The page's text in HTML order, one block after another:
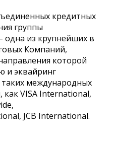
кредитных
группы
одна из крупнейших в
Компаний,
которой
и эквайринг
таких международных
как VISA International,
JCB International.